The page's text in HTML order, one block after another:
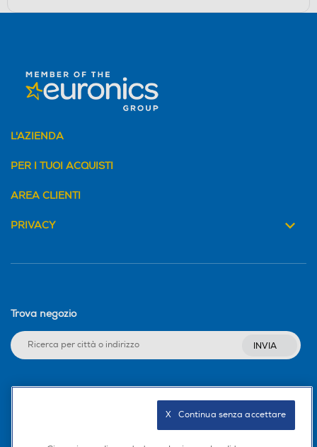
L'AZIENDA
PER I TUOI ACQUISTI
AREA CLIENTI
PRIVACY
Trova negozio
INVIA
X   Continua senza accettare